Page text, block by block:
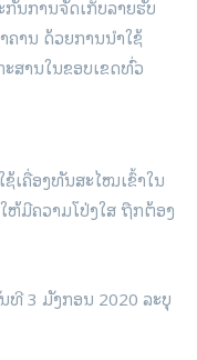
ນການຈັດເກັບລາຍຮັບ
ານ ດ້ວຍການນໍາໃຊ້
ະສານໃນຂອບເຂດທົ່ວ
ເຄື່ອງທັນສະໄໝເຂົ້າໃນ
ຫ້ມີຄວາມໂປ່ງໃສ ຖືກຕ້ອງ
ທີ 3 ມັງກອນ 2020 ລະບຸ